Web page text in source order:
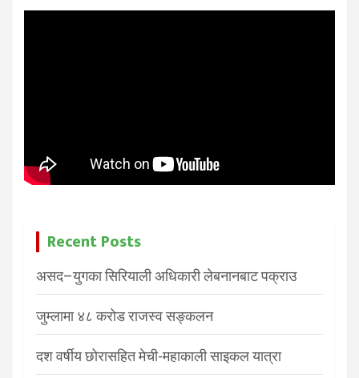
Recent Posts
असद–युगका सिरियाली अधिकारी लेबनानबाट पक्राउ
जुम्लामा ४८ करोड राजस्व सङ्कलन
दश वर्षीय छोरासहित मेची-महाकाली साइकल यात्रा